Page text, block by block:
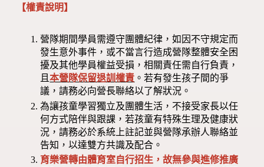
【權責說明】
營隊期間學員需遵守團體紀律，如因不守規定而
發生意外事件，或不當言行造成營隊整體安全困
擾及其他學員權益受損，相關責任需自行負責，
且本營隊保留退訓權責 。若有發生孩子間的爭
議，請務必向營長聯絡以了解狀況。
為讓孩童學習獨立及團體生活，不接受家長以任
何方式陪伴與跟課，若孩童有特殊生理及健康狀
況，請務必於系統上註記並與營隊承辦人聯絡並
告知，以達雙方共識及配合。
育樂營轉由體育室自行招生，故無參與進修推廣